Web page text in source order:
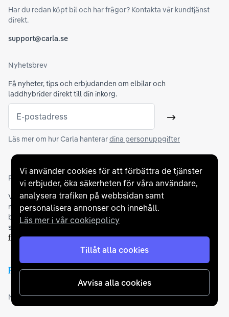
Vi använder cookies för att förbättra de tjänster
vi erbjuder, öka säkerheten för våra användare,
analysera trafiken på webbsidan samt
personalisera annonser och innehåll.
Läs mer i vår cookiepolicy
Tillåt alla cookies
Avvisa alla cookies
Har du redan köpt bil och har frågor? Kontakta vår kundtjänst
direkt.
support@carla.se
Nyhetsbrev
Få nyheter, tips och erbjudanden om elbilar och
laddhybrider direkt till din inkorg.
E-postadress Skicka
Läs mer om hur Carla hanterardina personuppgifter
Partners och betallösningar
Vi samarbetar medflertalet banker för att erbjuda dig bästa
möjliga finansieringslösning och stödjer en rad olika
betalningsmetoder. För att du ska känna dig trygg vid ditt köp
samarbetar vi med Folksam och AutoConcept gällande
försäkringar och garantier.
Medlemskap och utmärkelser